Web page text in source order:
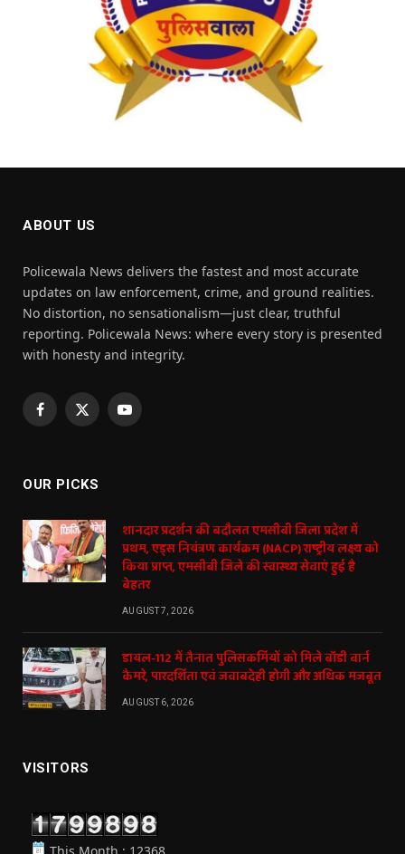
ABOUT US
Policewala News delivers the fastest and most accurate
updates on law enforcement, crime, and ground realities.
No distortion, no sensationalism—just clear, truthful
reporting. Policewala News: where every story is presented
with honesty and integrity.
Facebook
X
YouTube
OUR PICKS
शानदार प्रदर्शन की बदौलत एमसीबी जिला प्रदेश में
प्रथम, एड्स नियंत्रण कार्यक्रम (NACP) राष्ट्रीय लक्ष्य को
किया प्राप्त, एमसीबी जिले की स्वास्थ्य सेवाएं हुई है
बेहतर
AUGUST 7, 2026
डायल-112 में तैनात पुलिसकर्मियों को मिले बॉडी वार्न
कैमरे, पारदर्शिता एवं जवाबदेही होगी और अधिक मजबूत
AUGUST 6, 2026
VISITORS